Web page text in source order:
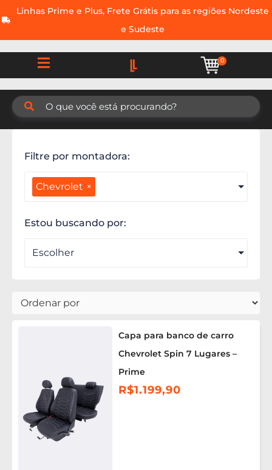
Linhas Prime e Plus, Frete Grátis para as regiões Nordeste
e Sudeste
0
Filtre por montadora:
Chevrolet ×
Estou buscando por:
Escolher
Capa para banco de carro
Chevrolet Spin 7 Lugares –
Prime
R$1.199,90